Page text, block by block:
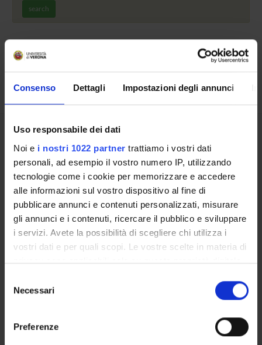
Consenso Dettagli Impostazioni degli annunci
Uso responsabile dei dati
Noi e i nostri 1022 partner trattiamo i vostri dati
personali, ad esempio il vostro numero IP, utilizzando
tecnologie come i cookie per memorizzare e accedere
alle informazioni sul vostro dispositivo al fine di
pubblicare annunci e contenuti personalizzati, misurare
gli annunci e i contenuti, ricercare il pubblico e sviluppare
i servizi. Avete la possibilità di scegliere chi utilizza i
vostri dati e per quali scopi. Le vostre scelte in materia di
privacy sono applicabili solo su questa proprietà digitale
modificare o revocare il proprio consenso in qualsiasi
momento dalla Dichiarazione sui cookie o facendo clic
delNecessari
Preferenze
search
Training offer to be defined
FURTHER DIDACTIC ACTIVITIES
Courses
Academic Calendar
Lesson timetable
Degree Programme
Exam calendar
Notices
Thesis and internship proposals
Governing bodies
Scholarships and Grants